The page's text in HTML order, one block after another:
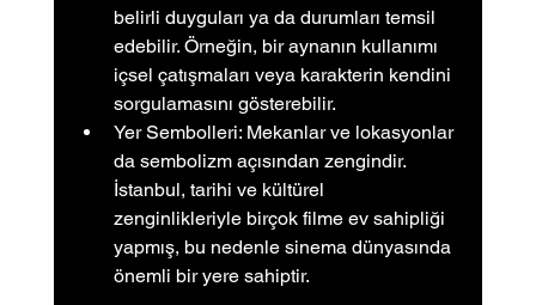
belirli duyguları ya da durumları temsil
edebilir. Örneğin, bir aynanın kullanımı
içsel çatışmaları veya karakterin kendini
sorgulamasını gösterebilir.
Yer Sembolleri: Mekanlar ve lokasyonlar
da sembolizm açısından zengindir.
İstanbul, tarihi ve kültürel
zenginlikleriyle birçok filme ev sahipliği
yapmış, bu nedenle sinema dünyasında
önemli bir yere sahiptir.